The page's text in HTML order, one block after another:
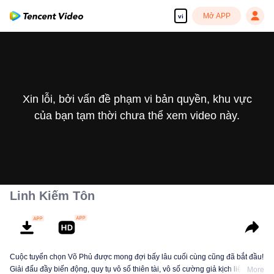
vi Mở APP
Xin lỗi, bởi vấn đề phạm vi bản quyền, khu vực
của bạn tạm thời chưa thể xem video này.
Linh Kiếm Tôn
Cuộc tuyển chọn Võ Phủ được mong đợi bấy lâu cuối cùng cũng đã bắt đầu!
Giải đấu đầy biến động, quy tụ vô số thiên tài, vô số cường giả kịch liệt đốiMore